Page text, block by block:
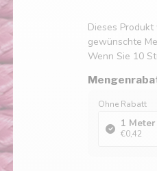
Dieses
gewünschte
Wenn Sie 10
Ohne Rabatt
1 Meter
€0,42